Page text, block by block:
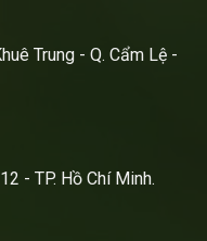
Trung - Q. Cẩm Lệ -
- TP. Hồ Chí Minh.